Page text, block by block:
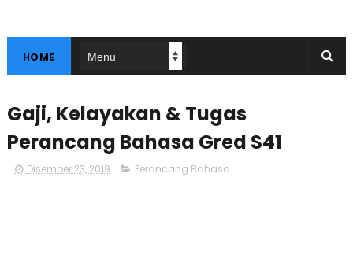
HOME
Gaji, Kelayakan & Tugas
Perancang Bahasa Gred S41
Disember 23, 2019 Perancang Bahasa